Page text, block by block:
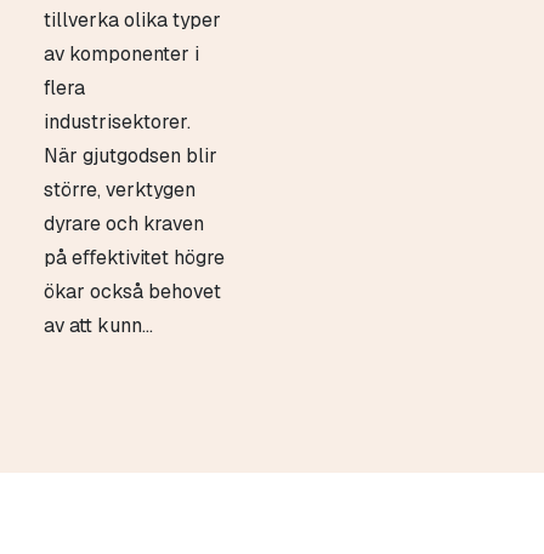
tillverka olika typer
av komponenter i
flera
industrisektorer.
När gjutgodsen blir
större, verktygen
dyrare och kraven
på eﬀektivitet högre
ökar också behovet
av att kunn...